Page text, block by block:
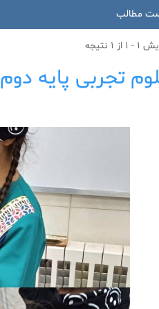
مطالب
از 1 نتیجه
تجربی پایه دوم